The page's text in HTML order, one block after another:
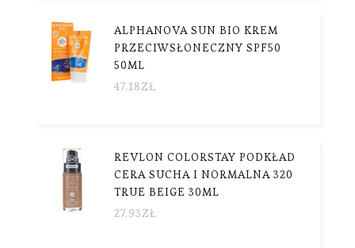
ALPHANOVA SUN BIO KREM
PRZECIWSŁONECZNY SPF50
50ML
47.18ZŁ
REVLON COLORSTAY PODKŁAD
CERA SUCHA I NORMALNA 320
TRUE BEIGE 30ML
27.93ZŁ